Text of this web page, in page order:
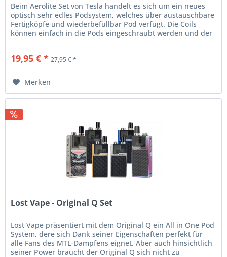
Beim Aerolite Set von Tesla handelt es sich um ein neues
optisch sehr edles Podsystem, welches über austauschbare
Fertigköpfe und wiederbefüllbar Pod verfügt. Die Coils
können einfach in die Pods eingeschraubt werden und der
19,95 € * 27,95 € *
Merken
Lost Vape - Original Q Set
Lost Vape präsentiert mit dem Original Q ein All in One Pod
System, dere sich Dank seiner Eigenschaften perfekt für
alle Fans des MTL-Dampfens eignet. Aber auch hinsichtlich
seiner Power braucht der Original Q sich nicht zu